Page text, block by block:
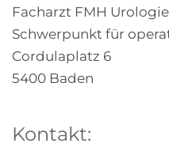
Facharzt FMH Urologie
Schwerpunkt für
Cordulaplatz 6
5400 Baden
Kontakt: